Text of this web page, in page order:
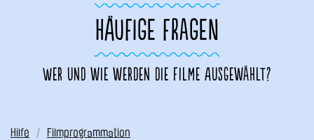
HÄUFIGE FRAGEN
Wer und wie werden die Filme ausgewählt?
Hilfe Filmprogrammation